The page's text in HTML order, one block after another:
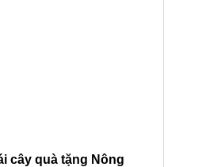
cây quà tặng Nông